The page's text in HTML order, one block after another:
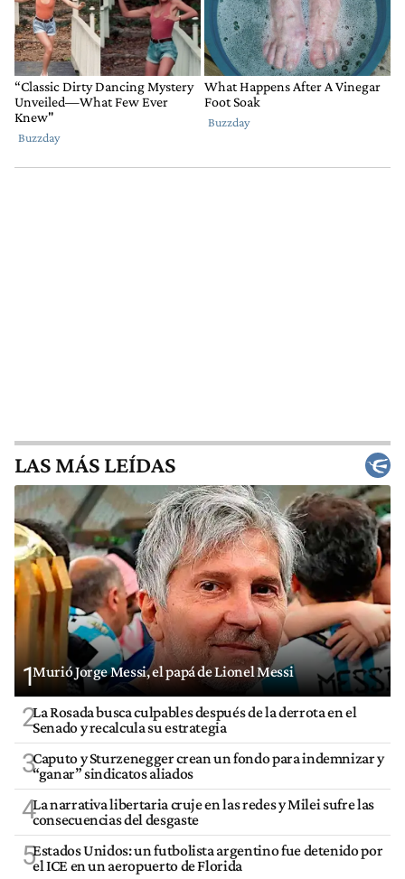
LAS MÁS LEÍDAS
1Murió Jorge Messi, el papá de Lionel Messi
2La Rosada busca culpables después de la derrota en el
Senado y recalcula su estrategia
3Caputo y Sturzenegger crean un fondo para indemnizar y
“ganar” sindicatos aliados
4La narrativa libertaria cruje en las redes y Milei sufre las
consecuencias del desgaste
5Estados Unidos: un futbolista argentino fue detenido por
el ICE en un aeropuerto de Florida